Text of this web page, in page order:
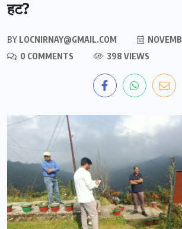
हट?
BY LOCNIRNAY@GMAIL.COM
0 COMMENTS
398 VIEWS